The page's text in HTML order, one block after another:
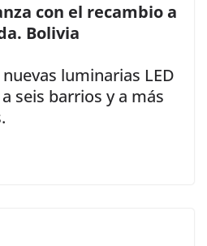
con el recambio a
Bolivia
luminarias LED
seis barrios y a más